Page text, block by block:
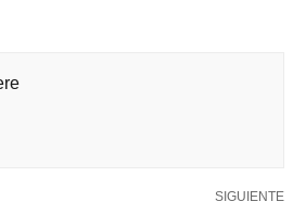
SIGUIENTE